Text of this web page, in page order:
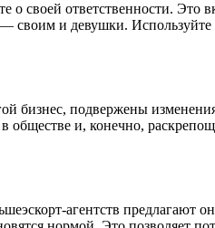
о своей ответственности.
своим и девушки.
бизнес, подвержены
обществе и, конечно,
агентств предлагают